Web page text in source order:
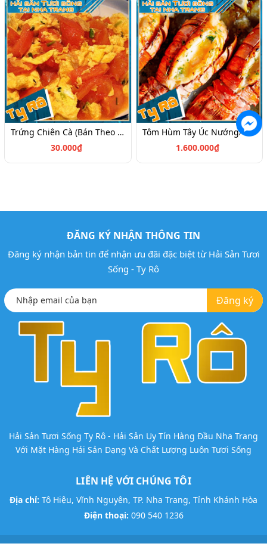
Trứng Chiên Cà (Bán Theo Phần)
30.000₫
Tôm Hùm Tây Úc Nướng/1kg (Size 1kg-1,2kg/Con) (Giá Có Thể Thay Đổi Theo Mùa)
1.600.000₫
ĐĂNG KÝ NHẬN THÔNG TIN
Đăng ký nhận bản tin để nhận ưu đãi đặc biệt từ Hải Sản Tươi
Sống - Ty Rô
Đăng ký
Hải Sản Tươi Sống Ty Rô - Hải Sản Uy Tín Hàng Đầu Nha Trang
Với Mặt Hàng Hải Sản Dạng Và Chất Lượng Luôn Tươi Sống
LIÊN HỆ VỚI CHÚNG TÔI
Địa chỉ: Tô Hiệu, Vĩnh Nguyên, TP. Nha Trang, Tỉnh Khánh Hòa
Điện thoại: 090 540 1236